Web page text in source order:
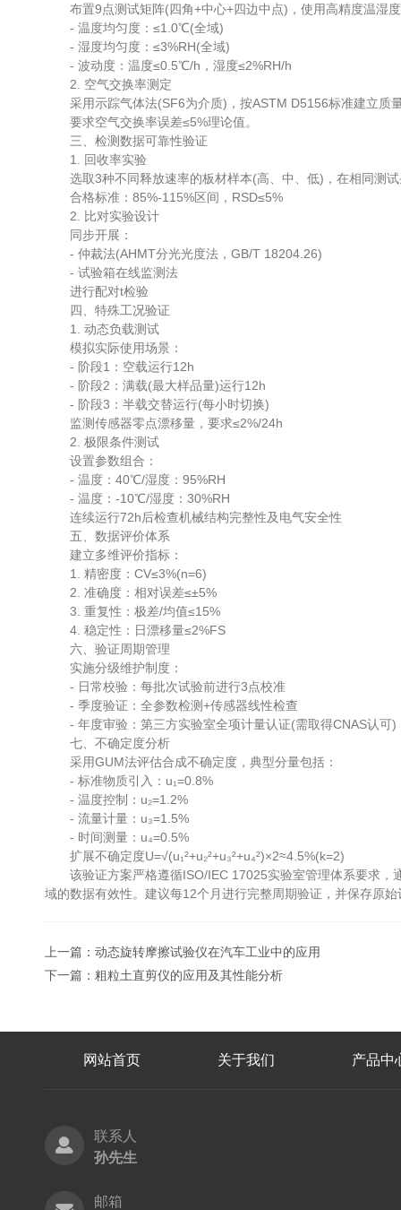
布置9点测试矩阵(四角+中心+四边中点)，使用高精度温湿
- 温度均匀度：≤1.0℃(全域)
- 湿度均匀度：≤3%RH(全域)
- 波动度：温度≤0.5℃/h，湿度≤2%RH/h
2. 空气交换率测定
采用示踪气体法(SF6为介质)，按ASTM D5156标准建立质
要求空气交换率误差≤5%理论值。
三、检测数据可靠性验证
1. 回收率实验
选取3种不同释放速率的板材样本(高、中、低)，在相同测试
合格标准：85%-115%区间，RSD≤5%
2. 比对实验设计
同步开展：
- 仲裁法(AHMT分光光度法，GB/T 18204.26)
- 试验箱在线监测法
进行配对t检验
四、特殊工况验证
1. 动态负载测试
模拟实际使用场景：
- 阶段1：空载运行12h
- 阶段2：满载(最大样品量)运行12h
- 阶段3：半载交替运行(每小时切换)
监测传感器零点漂移量，要求≤2%/24h
2. 极限条件测试
设置参数组合：
- 温度：40℃/湿度：95%RH
- 温度：-10℃/湿度：30%RH
连续运行72h后检查机械结构完整性及电气安全性
五、数据评价体系
建立多维评价指标：
1. 精密度：CV≤3%(n=6)
2. 准确度：相对误差≤±5%
3. 重复性：极差/均值≤15%
4. 稳定性：日漂移量≤2%FS
六、验证周期管理
实施分级维护制度：
- 日常校验：每批次试验前进行3点校准
- 季度验证：全参数检测+传感器线性检查
- 年度审验：第三方实验室全项计量认证(需取得CNAS认可)
七、不确定度分析
采用GUM法评估合成不确定度，典型分量包括：
- 标准物质引入：u₁=0.8%
- 温度控制：u₂=1.2%
- 流量计量：u₃=1.5%
- 时间测量：u₄=0.5%
扩展不确定度U=√(u₁²+u₂²+u₃²+u₄²)×2≈4.5%(k=2)
该验证方案严格遵循ISO/IEC 17025实验室管理体系要求，
域的数据有效性。建议每12个月进行完整周期验证，并保存原
上一篇： 动态旋转摩擦试验仪在汽车工业中的应用
下一篇： 粗粒土直剪仪的应用及其性能分析
网站首页 关于我们 产品中
联系人
孙先生
邮箱